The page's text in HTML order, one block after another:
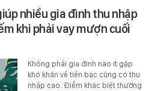
nhiều gia đình thu nhập
khi phải vay mượn cuối
Không phải gia đình nào ít gặp
khó khăn về tiền bạc cũng có thu
nhập cao. Điểm khác biệt thường